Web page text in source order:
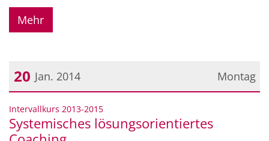
Mehr
Montag
20 Jan. 2014
Datum: 20. Januar 2014
Intervallkurs 2013-2015:
Systemisches lösungsorientiertes